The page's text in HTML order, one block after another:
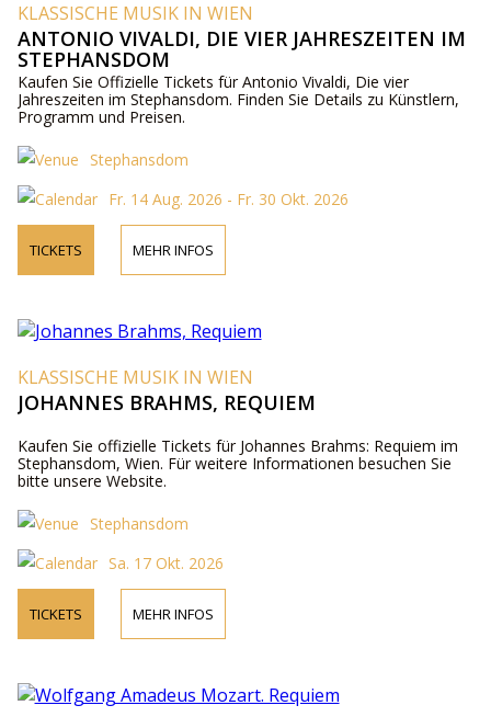
KLASSISCHE MUSIK IN WIEN
ANTONIO VIVALDI, DIE VIER JAHRESZEITEN IM
STEPHANSDOM
Kaufen Sie Offizielle Tickets für Antonio Vivaldi, Die vier
Jahreszeiten im Stephansdom. Finden Sie Details zu Künstlern,
Programm und Preisen.
Stephansdom
Fr. 14 Aug. 2026 - Fr. 30 Okt. 2026
TICKETS MEHR INFOS
KLASSISCHE MUSIK IN WIEN
JOHANNES BRAHMS, REQUIEM
Kaufen Sie offizielle Tickets für Johannes Brahms: Requiem im
Stephansdom, Wien. Für weitere Informationen besuchen Sie
bitte unsere Website.
Stephansdom
Sa. 17 Okt. 2026
TICKETS MEHR INFOS